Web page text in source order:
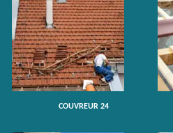
COUVREUR 24